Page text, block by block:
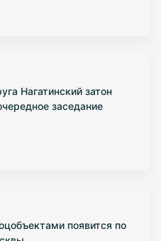
Нагатинский затон
заседание
появится по